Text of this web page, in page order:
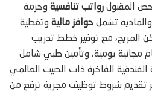
المقبول رواتب تنافسية وحزمة
والمادية تشمل حوافز مالية وتغطية
المريح، مع توفير خطط تدريب
مجانية يومية، وتأمين طبي شامل
الفاخرة ذات الصيت العالمي
تقديم شروط توظيف مجزية ترفع من